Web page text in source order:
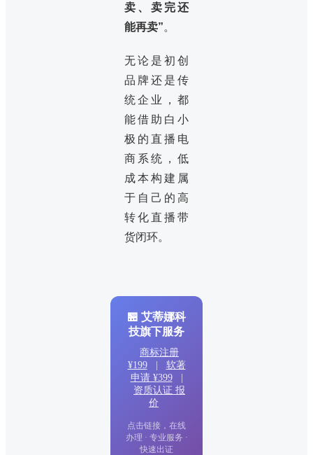
卖、卖完还
能再卖”。
无论是初创
品牌还是传
统企业，都
能借助白小
极的直播电
商系统，低
成本构建属
于自己的高
转化直播带
货闭环。
🏪 艾蒂娜科
技旗下服务
商标注册
¥199
软著
申请 ¥399
资质认证 报
价
点击链接，在线
办理 · 专业服务 ·
快速出证